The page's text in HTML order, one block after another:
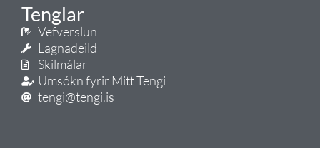
Tenglar
Vefverslun
Lagnadeild
Skilmálar
Umsókn fyrir Mitt Tengi
tengi@tengi.is